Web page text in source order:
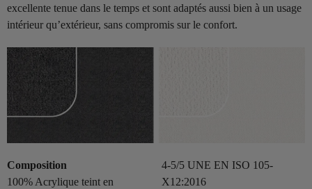
excellente tenue dans le temps et sont adaptés aussi bien à un usage
intérieur qu’extérieur, sans compromis sur le confort.
Composition
100% Acrylique teint en
4-5/5 UNE EN ISO 105-
X12:2016